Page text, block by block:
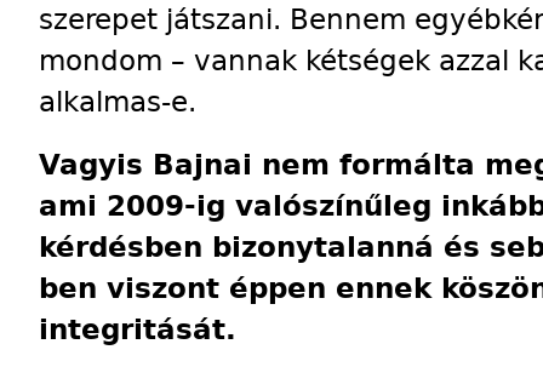
szerepet játszani. Bennem
mondom – vannak kétségek azzal
alkalmas-e.
Vagyis Bajnai nem formálta
ami 2009-ig valószínűleg
kérdésben bizonytalanná és
ben viszont éppen ennek
integritását.